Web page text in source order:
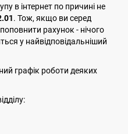
в інтернет по причині не
. Тож, якщо ви серед
рахунок - нічого
у найвідповідальніший
графік роботи деяких